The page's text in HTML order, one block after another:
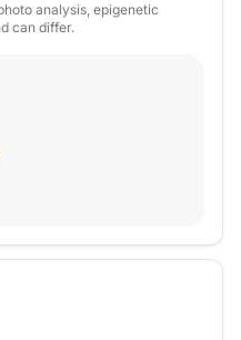
analysis, epigenetic
can differ.